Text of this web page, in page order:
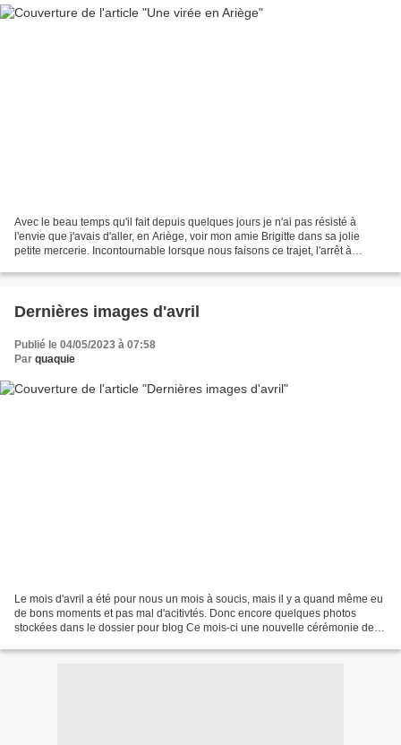
Avec le beau temps qu'il fait depuis quelques jours je n'ai pas résisté à
l'envie que j'avais d'aller, en Ariège, voir mon amie Brigitte dans sa jolie
petite mercerie. Incontournable lorsque nous faisons ce trajet, l'arrêt à
Dernières images d'avril
Publié le 04/05/2023 à 07:58
Par quaquie
Le mois d'avril a été pour nous un mois à soucis, mais il y a quand même eu
de bons moments et pas mal d'acitivtés. Donc encore quelques photos
stockées dans le dossier pour blog Ce mois-ci une nouvelle cérémonie de